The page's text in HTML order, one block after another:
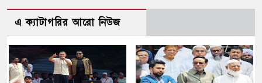
এ ক্যাটাগরির আরো নিউজ